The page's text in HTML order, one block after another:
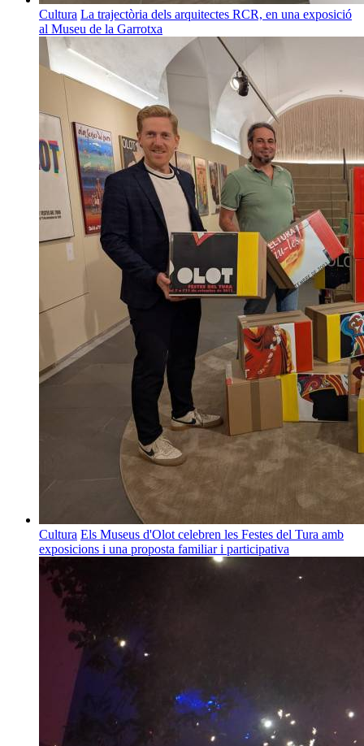
Cultura La trajectòria dels arquitectes RCR, en una exposició
al Museu de la Garrotxa
Cultura Els Museus d'Olot celebren les Festes del Tura amb
exposicions i una proposta familiar i participativa